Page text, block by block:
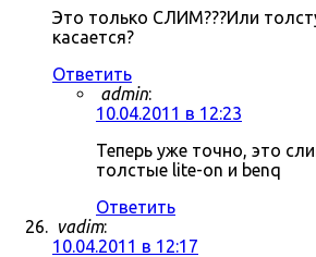
Это только СЛИМ???Или
касается?
Ответить
admin:
10.04.2011 в 12:23
Теперь уже точно, это
толстые lite-on и benq
Ответить
vadim:
10.04.2011 в 12:17